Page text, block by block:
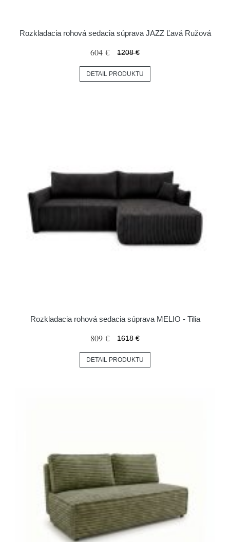
Rozkladacia rohová sedacia súprava JAZZ Ľavá Ružová
604 € 1208 €
DETAIL PRODUKTU
Rozkladacia rohová sedacia súprava MELIO - Tilia
809 € 1618 €
DETAIL PRODUKTU